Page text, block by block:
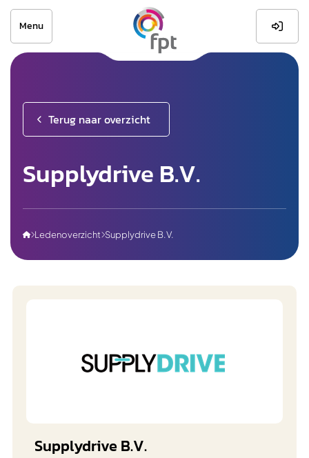
Menu 
Terug naar overzicht
Supplydrive B.V.
Ledenoverzicht Supplydrive B.V.
Supplydrive B.V.